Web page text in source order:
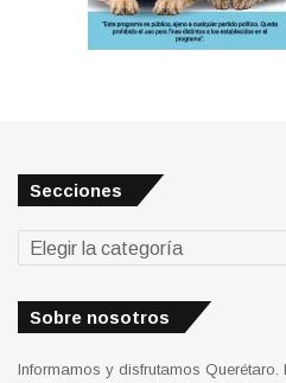
Secciones
Secciones
Sobre nosotros
Informamos y disfrutamos